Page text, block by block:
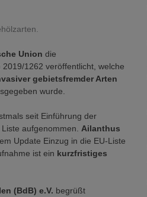
Union die
2019/1262 veröffentlicht, welche
gebietsfremder Arten
wurde.
seit Einführung der
aufgenommen. Ailanthus
Update Einzug in die EU-Liste
ist ein kurzfristiges
(BdB) e.V. begrüßt